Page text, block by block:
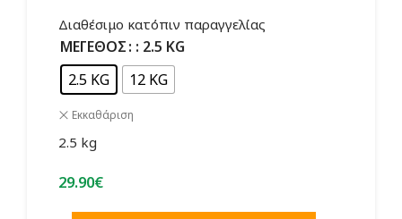
Διαθέσιμο κατόπιν παραγγελίας
ΜΈΓΕΘΟΣ : 2.5 KG
2.5 KG
12 KG
Εκκαθάριση
2.5 kg
29.90€